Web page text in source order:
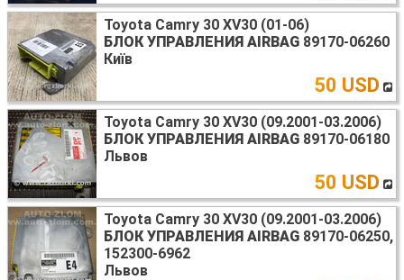
Toyota Camry 30 XV30 (01-06)
БЛОК УПРАВЛЕНИЯ AIRBAG 89170-06260
Київ
50 USD
Toyota Camry 30 XV30 (09.2001-03.2006)
БЛОК УПРАВЛЕНИЯ AIRBAG 89170-06180
Львов
50 USD
Toyota Camry 30 XV30 (09.2001-03.2006)
БЛОК УПРАВЛЕНИЯ AIRBAG 89170-06250,
152300-6962
Львов